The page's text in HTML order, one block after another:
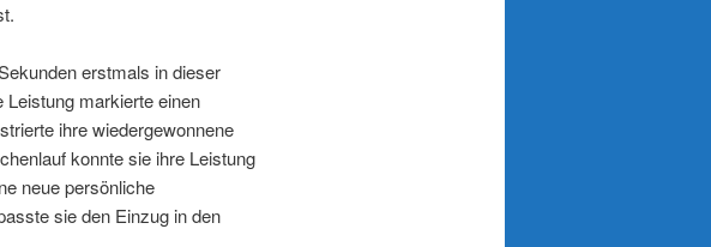
erstmals in dieser
markierte einen
ihre wiedergewonnene
konnte sie ihre Leistung
neue persönliche
sie den Einzug in den